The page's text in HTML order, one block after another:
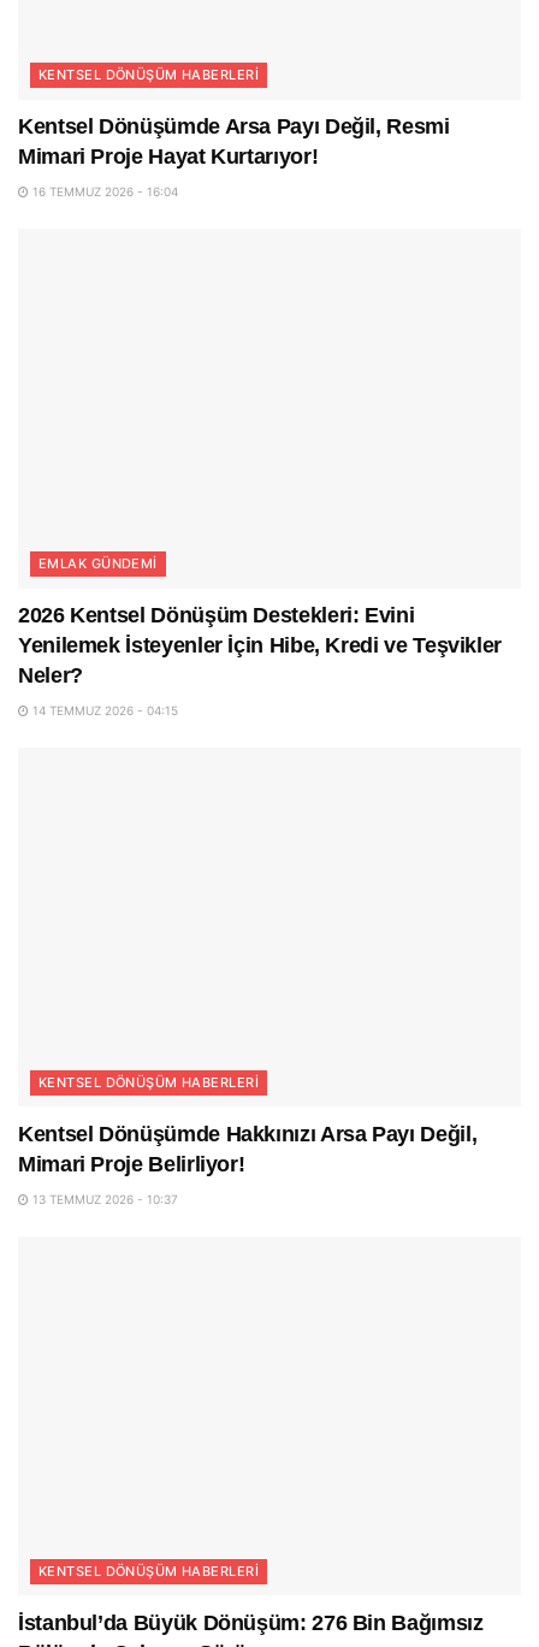
KENTSEL DÖNÜŞÜM HABERLERI
Kentsel Dönüşümde Arsa Payı Değil, Resmi
Mimari Proje Hayat Kurtarıyor!
16 TEMMUZ 2026 - 16:04
EMLAK GÜNDEMI
2026 Kentsel Dönüşüm Destekleri: Evini
Yenilemek İsteyenler İçin Hibe, Kredi ve Teşvikler
Neler?
14 TEMMUZ 2026 - 04:15
KENTSEL DÖNÜŞÜM HABERLERI
Kentsel Dönüşümde Hakkınızı Arsa Payı Değil,
Mimari Proje Belirliyor!
13 TEMMUZ 2026 - 10:37
KENTSEL DÖNÜŞÜM HABERLERI
İstanbul’da Büyük Dönüşüm: 276 Bin Bağımsız